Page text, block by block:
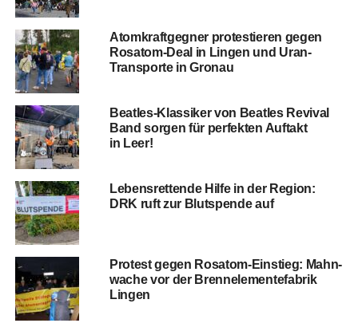
Atom­kraft­geg­ner pro­tes­tie­ren gegen
Rosatom-Deal in Lin­gen und Uran-
Trans­por­te in Gronau
Beat­les-Klas­si­ker von Beat­les Revi­val
Band sor­gen für per­fek­ten Auf­takt
in Leer!
Lebens­ret­ten­de Hil­fe in der Regi­on:
DRK ruft zur Blut­spen­de auf
Pro­test gegen Rosatom-Ein­stieg: Mahn­
wa­che vor der Brenn­ele­men­te­fa­brik
Lingen